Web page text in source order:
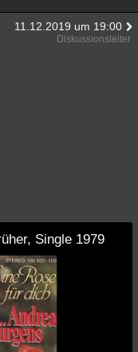
11.12.2019 um 19:00
Diskussionsleiter
Single 1979